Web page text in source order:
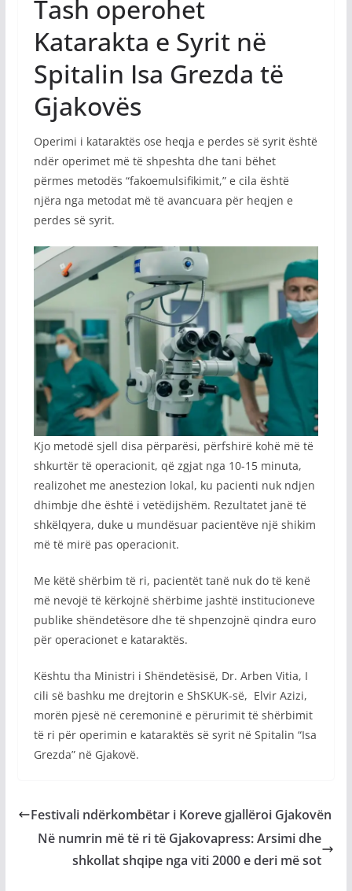
Tash operohet
Katarakta e Syrit në
Spitalin Isa Grezda të
Gjakovës
Operimi i kataraktës ose heqja e perdes së syrit është
ndër operimet më të shpeshta dhe tani bëhet
përmes metodës “fakoemulsifikimit,” e cila është
njëra nga metodat më të avancuara për heqjen e
perdes së syrit.
Kjo metodë sjell disa përparësi, përfshirë kohë më të
shkurtër të operacionit, që zgjat nga 10-15 minuta,
realizohet me anestezion lokal, ku pacienti nuk ndjen
dhimbje dhe është i vetëdijshëm. Rezultatet janë të
shkëlqyera, duke u mundësuar pacientëve një shikim
më të mirë pas operacionit.
Me këtë shërbim të ri, pacientët tanë nuk do të kenë
më nevojë të kërkojnë shërbime jashtë institucioneve
publike shëndetësore dhe të shpenzojnë qindra euro
për operacionet e kataraktës.
Kështu tha Ministri i Shëndetësisë, Dr. Arben Vitia, I
cili së bashku me drejtorin e ShSKUK-së, Elvir Azizi,
morën pjesë në ceremoninë e përurimit të shërbimit
të ri për operimin e kataraktës së syrit në Spitalin “Isa
Grezda” në Gjakovë.
Festivali ndërkombëtar i Koreve gjallëroi Gjakovën
Në numrin më të ri të Gjakovapress: Arsimi dhe
shkollat shqipe nga viti 2000 e deri më sot